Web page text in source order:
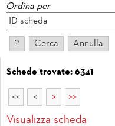
Ordina per
Schede trovate: 6341
<< < > >>
Visualizza scheda